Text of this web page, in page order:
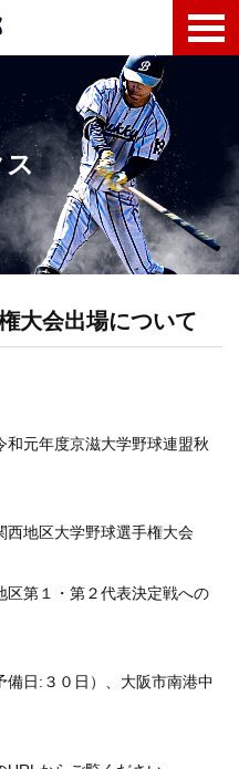
ス
大会出場について
元年度京滋大学野球連盟秋
西地区大学野球選手権大会
区第１・第２代表決定戦への
備日:３０日）、大阪市南港中